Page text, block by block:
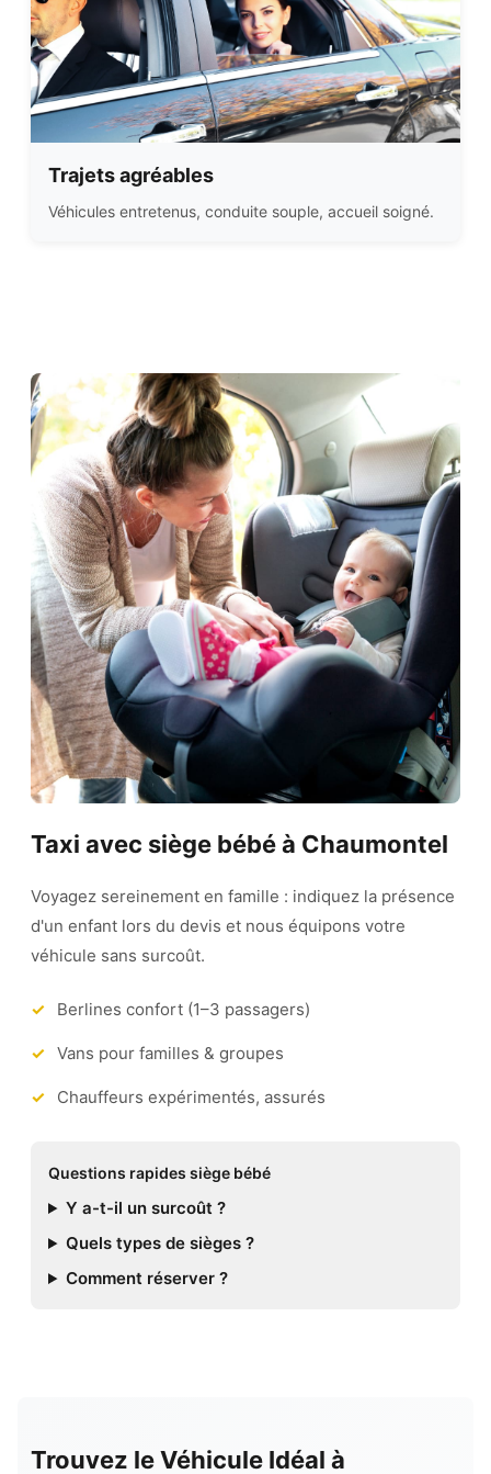
Trajets agréables
Véhicules entretenus, conduite souple, accueil soigné.
Taxi avec siège bébé à Chaumontel
Voyagez sereinement en famille : indiquez la présence
d'un enfant lors du devis et nous équipons votre
véhicule sans surcoût.
Berlines confort (1–3 passagers)
Vans pour familles & groupes
Chauffeurs expérimentés, assurés
Questions rapides siège bébé
Y a-t-il un surcoût ?
Quels types de sièges ?
Comment réserver ?
Trouvez le Véhicule Idéal à